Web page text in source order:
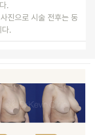
.
진으로 시술 전후는 동
다.